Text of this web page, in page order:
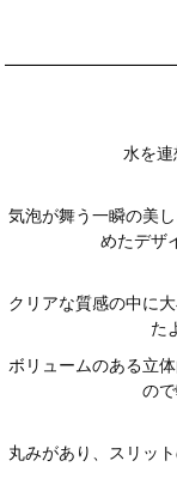
水を連
気泡が舞う一瞬の美
めたデザ
クリアな質感の中に
た
ボリュームのある立
の
丸みがあり、スリッ